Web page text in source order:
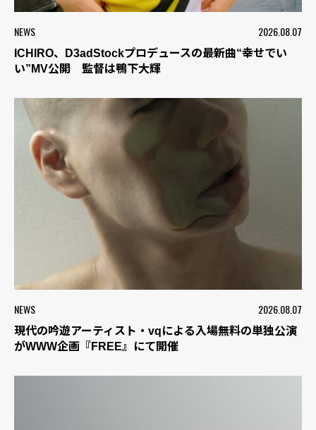
NEWS 2026.08.07
ICHIRO、D3adStockプロデュースの最新曲“幸せでい
い”MV公開 監督は鴨下大輝
NEWS 2026.08.07
現代の吟遊アーティスト・vqによる入場無料の単独公演
がWWW企画『FREE』にて開催